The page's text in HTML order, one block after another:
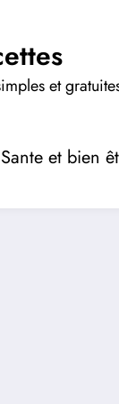
et
Sante et bien